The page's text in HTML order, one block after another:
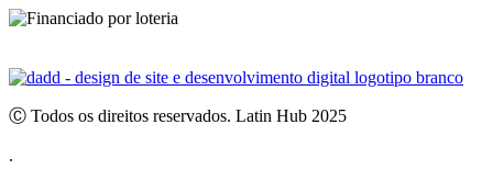
Ⓒ Todos os direitos reservados. Latin Hub 2025
.